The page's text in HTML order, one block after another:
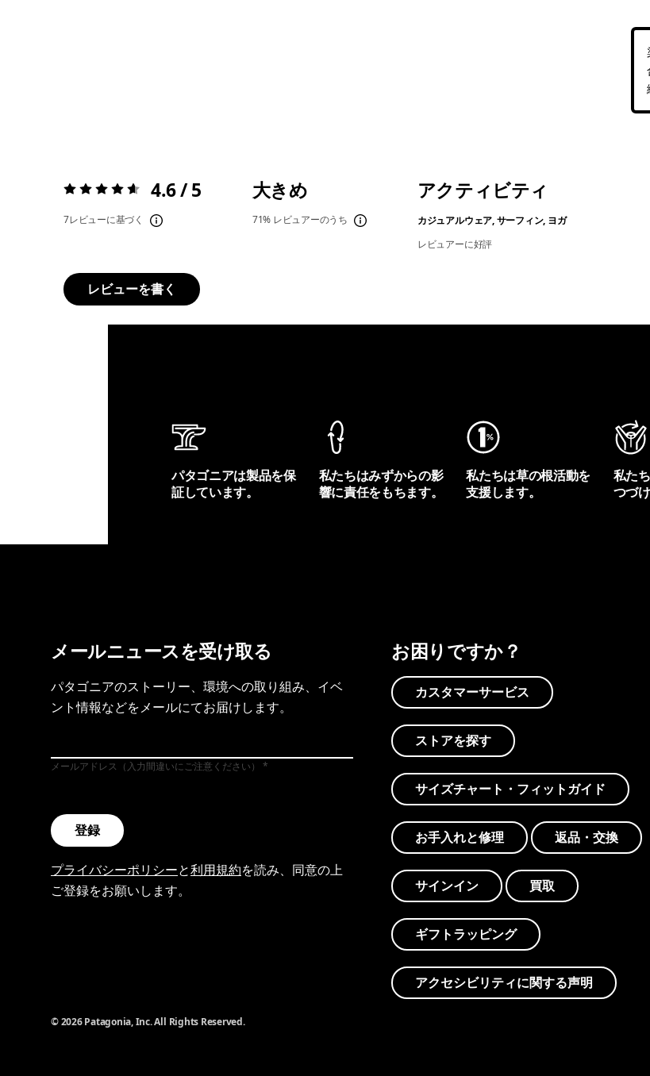
評価:4.6 / 5 4.6 / 5
7レビューに基づく
大きめ
71% レビュアーのうち
アクティビティ
カジュアルウェア, サーフィン, ヨガ
レビュアーに好評
レビューを書く
パタゴニアは製品を保
証しています。
私たちはみずからの影
響に責任をもちます。
私たちは草の根活動を
支援します。
私た
つづ
メールニュースを受け取る
パタゴニアのストーリー、環境への取り組み、イベ
ント情報などをメールにてお届けします。
メールアドレス（入力間違いにご注意ください）
登録
プライバシーポリシーと利用規約を読み、同意の上
ご登録をお願いします。
お困りですか？
カスタマーサービス
ストアを探す
サイズチャート・フィットガイド
お手入れと修理 返品・交換
サインイン 買取
ギフトラッピング
アクセシビリティに関する声明
© 2026 Patagonia, Inc. All Rights Reserved.